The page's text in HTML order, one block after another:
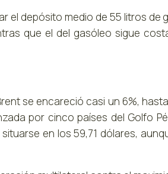
el depósito medio de 55 litros
que el del gasóleo sigue
se encareció casi un 6%,
por cinco países del Golfo
en los 59,71 dólares,